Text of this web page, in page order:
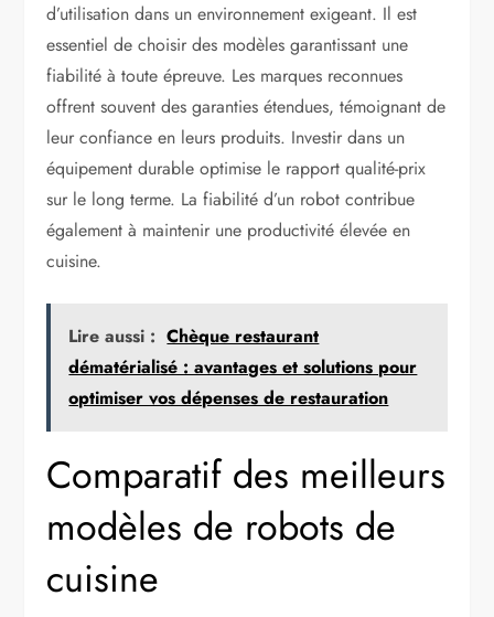
d’utilisation dans un environnement exigeant. Il est
essentiel de choisir des modèles garantissant une
fiabilité à toute épreuve. Les marques reconnues
offrent souvent des garanties étendues, témoignant de
leur confiance en leurs produits. Investir dans un
équipement durable optimise le rapport qualité-prix
sur le long terme. La fiabilité d’un robot contribue
également à maintenir une productivité élevée en
cuisine.
Lire aussi : Chèque restaurant
dématérialisé : avantages et solutions pour
optimiser vos dépenses de restauration
Comparatif des meilleurs
modèles de robots de
cuisine